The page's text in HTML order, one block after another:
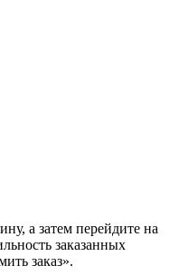
а затем перейдите на
заказанных
заказ».